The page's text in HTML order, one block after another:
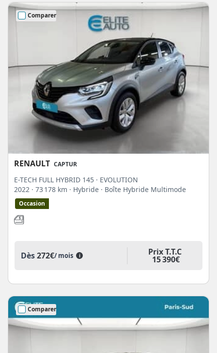
Comparer
RENAULT CAPTUR
E-TECH FULL HYBRID 145 · EVOLUTION
2022 · 73 178 km · Hybride · Boîte Hybride Multimode
Occasion
Dès272€/ mois i Prix T.T.C
15 390€
Comparer